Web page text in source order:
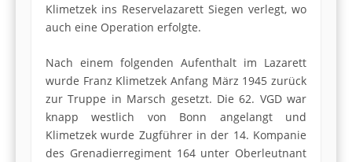
Klimetzek ins Reservelazarett Siegen verlegt, wo
auch eine Operation erfolgte.
Nach einem folgenden Aufenthalt im Lazarett
wurde Franz Klimetzek Anfang März 1945 zurück
zur Truppe in Marsch gesetzt. Die 62. VGD war
knapp westlich von Bonn angelangt und
Klimetzek wurde Zugführer in der 14. Kompanie
des Grenadierregiment 164 unter Oberleutnant